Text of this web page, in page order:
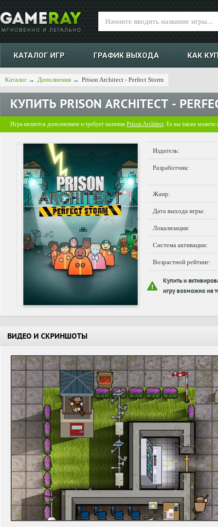
КАТАЛОГ ИГР ГРАФИК ВЫХОДА КАК
Каталог → Дополнения → Prison Architect - Perfect Storm
КУПИТЬ PRISON ARCHITECT -
Игра является дополнением и требует наличия Prison Architect. Ее вы также можете
Издатель:
Разработчик:
Жанр:
Дата выхода игры:
Локализация:
Система активации:
Возрастной рейтинг:
Купить и
игру возможно на
ВИДЕО И СКРИНШОТЫ